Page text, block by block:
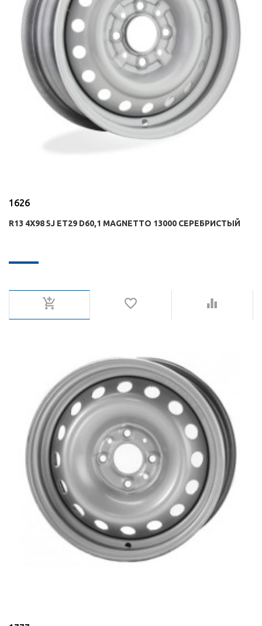
1626
R13 4X98 5J ET29 D60,1 MAGNETTO 13000 СЕРЕБРИСТЫЙ